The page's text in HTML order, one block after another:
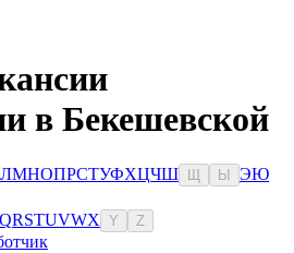
в Бекешевской
ЛМНОПРСТУФХЦЧШ Ы ЭЮ
QRSTUVWX Y Z